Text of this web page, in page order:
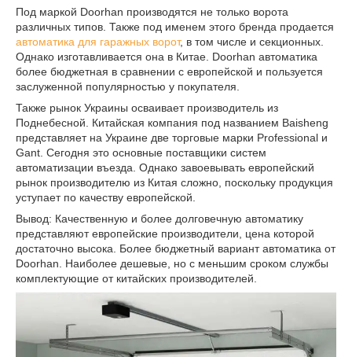
Под маркой Doorhan производятся не только ворота
различных типов. Также под именем этого бренда продается
автоматика для гаражных ворот, в том числе и секционных.
Однако изготавливается она в Китае. Doorhan автоматика
более бюджетная в сравнении с европейской и пользуется
заслуженной популярностью у покупателя.
Также рынок Украины осваивает производитель из
Поднебесной. Китайская компания под названием Baisheng
представляет на Украине две торговые марки Professional и
Gant. Сегодня это основные поставщики систем
автоматизации въезда. Однако завоевывать европейский
рынок производителю из Китая сложно, поскольку продукция
уступает по качеству европейской.
Вывод: Качественную и более долговечную автоматику
представляют европейские производители, цена которой
достаточно высока. Более бюджетный вариант автоматика от
Doorhan. Наиболее дешевые, но с меньшим сроком службы
комплектующие от китайских производителей.